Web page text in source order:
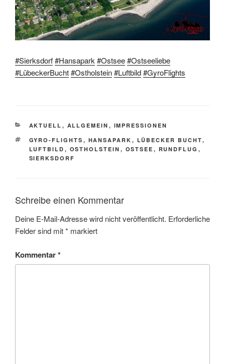
#Sierksdorf#Hansapark#Ostsee#Ostseeliebe
#LübeckerBucht#Ostholstein#Luftbild#GyroFlights
AKTUELL , ALLGEMEIN , IMPRESSIONEN
GYRO-FLIGHTS , HANSAPARK , LÜBECKER BUCHT,
LUFTBILD , OSTHOLSTEIN , OSTSEE , RUNDFLUG ,
SIERKSDORF
Schreibe einen Kommentar
Deine E-Mail-Adresse wird nicht veröffentlicht. Erforderliche
Felder sind mit* markiert
Kommentar*